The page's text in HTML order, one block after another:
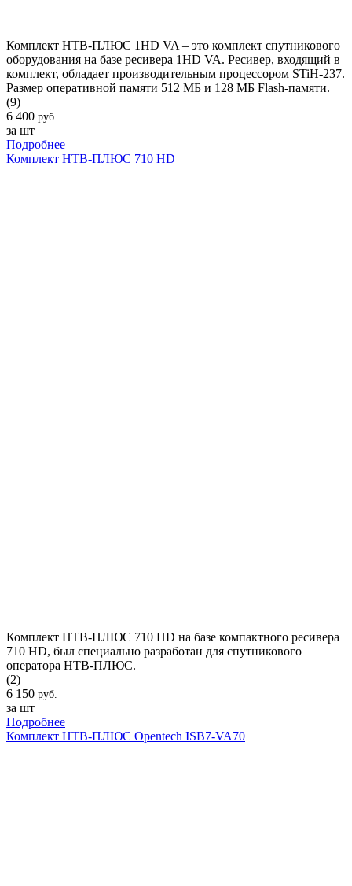
Комплект НТВ-ПЛЮС 1HD VA – это комплект спутникового
оборудования на базе ресивера 1HD VA. Ресивер, входящий в
комплект, обладает производительным процессором STiH-237.
Размер оперативной памяти 512 МБ и 128 МБ Flash-памяти.
(9)
6 400 руб.
за шт
Подробнее
Комплект НТВ-ПЛЮС 710 HD
Комплект НТВ-ПЛЮС 710 HD на базе компактного ресивера
710 HD, был специально разработан для спутникового
оператора НТВ-ПЛЮС.
(2)
6 150 руб.
за шт
Подробнее
Комплект НТВ-ПЛЮС Opentech ISB7-VA70